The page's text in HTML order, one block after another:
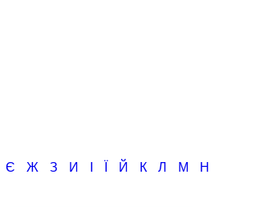
Є Ж З И І Ї Й К Л М Н